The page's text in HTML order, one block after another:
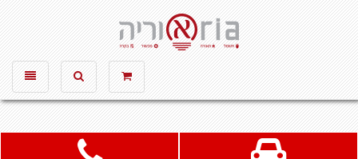
אוריה חשמל ותאורה, חשמל, תאורה
כבל מתח נמוך 3 גידים, כבל מתח נמוך לבן
1.5 ממ, כבל מתח נמוך 3 גידים 1.5 ממ
Toggle
Toggle
search